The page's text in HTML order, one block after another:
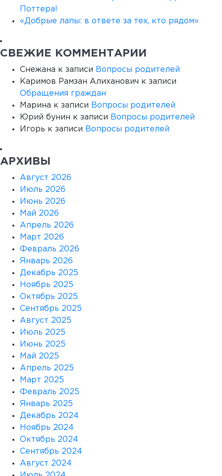
Поттера!
«Добрые лапы: в ответе за тех, кто рядом»
СВЕЖИЕ КОММЕНТАРИИ
Снежана к записи Вопросы родителей
Каримов Рамзан Алиханович к записи
Обращения граждан
Марина к записи Вопросы родителей
Юрий бунин к записи Вопросы родителей
Игорь к записи Вопросы родителей
АРХИВЫ
Август 2026
Июль 2026
Июнь 2026
Май 2026
Апрель 2026
Март 2026
Февраль 2026
Январь 2026
Декабрь 2025
Ноябрь 2025
Октябрь 2025
Сентябрь 2025
Август 2025
Июль 2025
Июнь 2025
Май 2025
Апрель 2025
Март 2025
Февраль 2025
Январь 2025
Декабрь 2024
Ноябрь 2024
Октябрь 2024
Сентябрь 2024
Август 2024